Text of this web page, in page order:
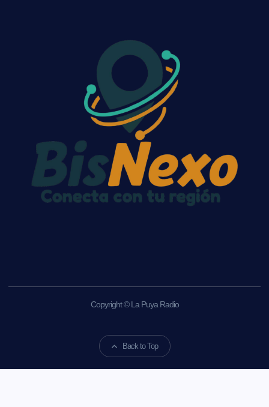
Copyright © La Puya Radio
Back to Top